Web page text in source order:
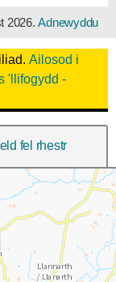
2026.Adnewyddu
Ailosod i
'llifogydd -
fel rhestr